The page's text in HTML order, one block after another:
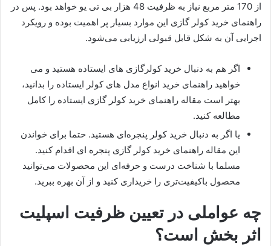
از 170 متر مربع نیاز به ظرفیت 48 هزار بی تی یو خواهد بود. پس در
راهنمای خرید کولر گازی این موارد بسیار پر اهمیت بوده و رویکرد
اجرایی آن به شکل قابل قبولی ارزیابی می‌شود.
اگر هم به دنبال خرید کولرگازی های ایستاده هستید و می
خواهید راهنمای خرید انواع مدل های کولر ایستاده را بدانید،
بهتر است مقاله راهنمای خرید کولر گازی ایستاده را کامل
مطالعه کنید.
یا اگر به دنبال خرید کولر پنجره‌ای هستید. حتما برای خواندن
این مقاله راهنمای خرید کولر گازی پنجره ای اقدام کنید.
مسلما با شناخت درست و حرفه‌ای این محصولات می‌توانید
محصول باکیفیت‌تری را خریداری کنید و از آن بهره ببرید.
چه عواملی در تعیین ظرفیت اسپلیت
اثر بخش است؟